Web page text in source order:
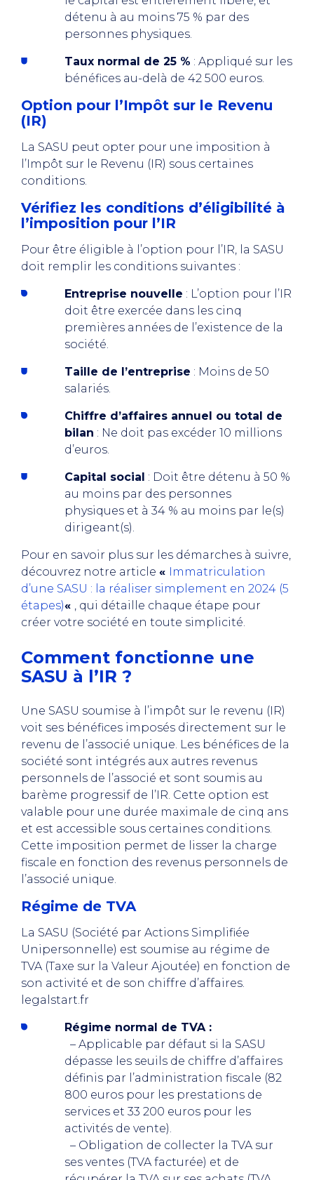
détenu à au moins 75 % par des
personnes physiques.
Taux normal de 25 % : Appliqué sur les
bénéfices au-delà de 42 500 euros.
Option pour l’Impôt sur le Revenu
(IR)
La SASU peut opter pour une imposition à
l’Impôt sur le Revenu (IR) sous certaines
conditions.
Vérifiez les conditions d’éligibilité à
l’imposition pour l’IR
Pour être éligible à l’option pour l’IR, la SASU
doit remplir les conditions suivantes :
Entreprise nouvelle : L’option pour l’IR
doit être exercée dans les cinq
premières années de l’existence de la
société.
Taille de l’entreprise : Moins de 50
salariés.
Chiffre d’affaires annuel ou total de
bilan : Ne doit pas excéder 10 millions
d’euros.
Capital social : Doit être détenu à 50 %
au moins par des personnes
physiques et à 34 % au moins par le(s)
dirigeant(s).
Pour en savoir plus sur les démarches à suivre,
découvrez notre article « Immatriculation
d’une SASU : la réaliser simplement en 2024 (5
étapes)« , qui détaille chaque étape pour
créer votre société en toute simplicité.
Comment fonctionne une
SASU à l’IR ?
Une SASU soumise à l’impôt sur le revenu (IR)
voit ses bénéfices imposés directement sur le
revenu de l’associé unique. Les bénéfices de la
société sont intégrés aux autres revenus
personnels de l’associé et sont soumis au
barème progressif de l’IR. Cette option est
valable pour une durée maximale de cinq ans
et est accessible sous certaines conditions.
Cette imposition permet de lisser la charge
fiscale en fonction des revenus personnels de
l’associé unique.
Régime de TVA
La SASU (Société par Actions Simplifiée
Unipersonnelle) est soumise au régime de
TVA (Taxe sur la Valeur Ajoutée) en fonction de
son activité et de son chiffre d’affaires.
legalstart.fr
Régime normal de TVA :
– Applicable par défaut si la SASU
dépasse les seuils de chiffre d’affaires
définis par l’administration fiscale (82
800 euros pour les prestations de
services et 33 200 euros pour les
activités de vente).
– Obligation de collecter la TVA sur
ses ventes (TVA facturée) et de